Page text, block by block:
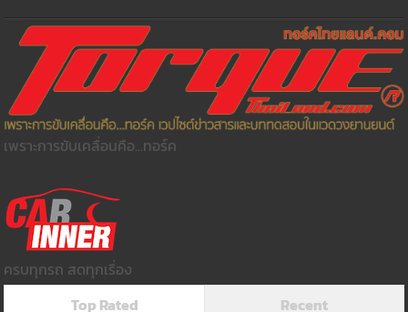
เพราะการขับเคลื่อนคือ...ทอร์ค
ครบทุกรถ สดทุกเรื่อง
Top Rated
Recent